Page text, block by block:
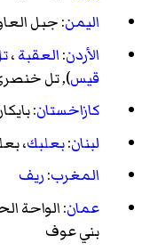
اليمن:جبل
الأردن:العقبة،
قيس),تل
كازاخستان:
لبنان:بعلبك،
المغرب:ريف
عمان:الواحة
بني عوف